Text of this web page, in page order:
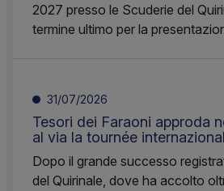
2027 presso le Scuderie del
termine ultimo per la
31/07/2026
Tesori dei Faraoni approda
al via la tournée
Dopo il grande successo
del Quirinale, dove ha accolto